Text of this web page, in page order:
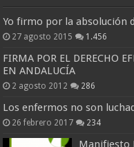
Yo firmo por la absolución
27 agosto 2015 1.456
FIRMA POR EL DERECHO
EN ANDALUCÍA
2 agosto 2012 286
Los enfermos no son
26 febrero 2017 234
Manifiesto